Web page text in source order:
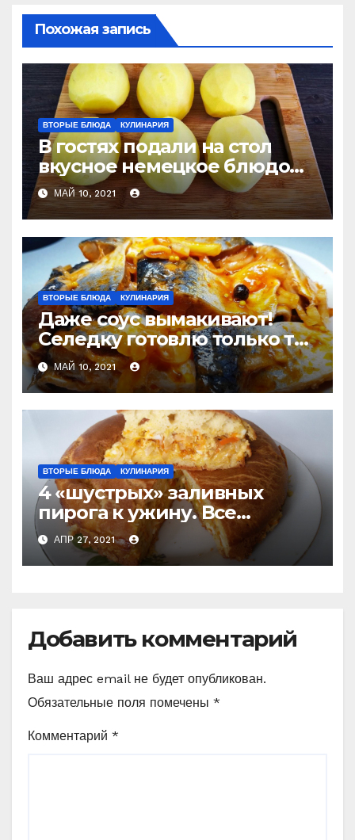
Похожая запись
ВТОРЫЕ БЛЮДА КУЛИНАРИЯ
В гостях подали на стол
вкусное немецкое блюдо
из картошки. Теперь
готовлю для семьи на
каждый праздник
МАЙ 10, 2021
ВТОРЫЕ БЛЮДА КУЛИНАРИЯ
Даже соус вымакивают!
Селедку готовлю только так
и не покупаю готовую
МАЙ 10, 2021
ВТОРЫЕ БЛЮДА КУЛИНАРИЯ
4 «шустрых» заливных
пирога к ужину. Все
перемешали и в духовку
(слишком просто, чтобы не
приготовить) Делюсь
АПР 27, 2021
Добавить комментарий
Ваш адрес email не будет опубликован.
Обязательные поля помечены *
Комментарий *